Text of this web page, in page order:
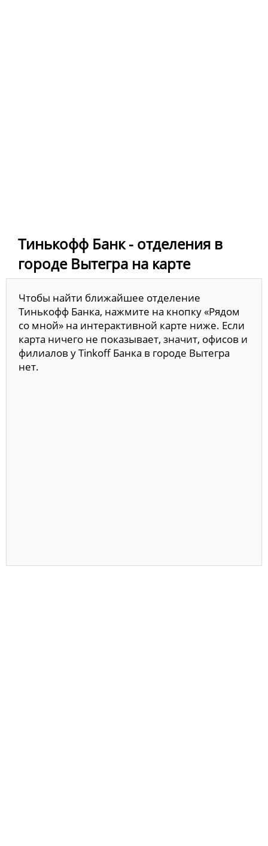
Тинькофф Банк - отделения в
городе Вытегра на карте
Чтобы найти ближайшее отделение
Тинькофф Банка, нажмите на кнопку «Рядом
со мной» на интерактивной карте ниже. Если
карта ничего не показывает, значит, офисов и
филиалов у Tinkoff Банка в городе Вытегра
нет.